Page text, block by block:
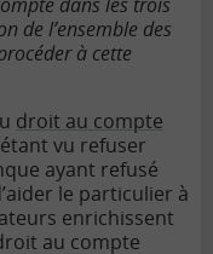
de l’ensemble des
à cette
droit au compte
vu refuser
ayant refusé
le particulier à
enrichissent
au compte